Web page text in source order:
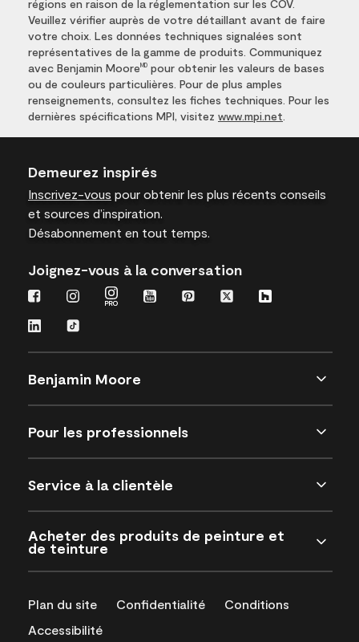
régions en raison de la réglementation sur les COV.
Veuillez vérifier auprès de votre détaillant avant de faire
votre choix. Les données techniques signalées sont
représentatives de la gamme de produits. Communiquez
avec Benjamin Moore MD pour obtenir les valeurs de bases
ou de couleurs particulières. Pour de plus amples
renseignements, consultez les fiches techniques. Pour les
dernières spécifications MPI, visitez www.mpi.net
Demeurez inspirés
Inscrivez-vous pour obtenir les plus récents conseils
et sources d’inspiration.
Désabonnement en tout temps.
Joignez-vous à la conversation
Benjamin Moore
Pour les professionnels
Service à la clientèle
Acheter des produits de peinture et
de teinture
Plan du site Confidentialité
Conditions
Accessibilité